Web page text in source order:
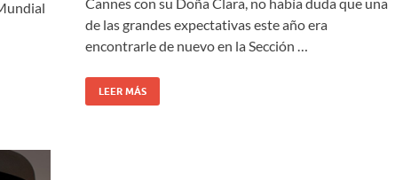
Cannes con su Doña Clara, no había duda que una
de las grandes expectativas este año era
encontrarle de nuevo en la Sección …
LEER MÁS